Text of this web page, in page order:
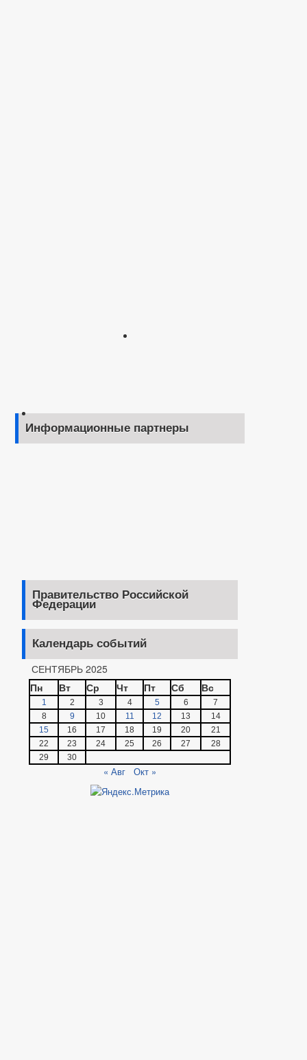
Информационные партнеры
Правительство Российской
Федерации
Календарь событий
СЕНТЯБРЬ 2025
Пн
Вт Ср Чт Пт Сб Вс
1 2 3 4 5 6
7
8
9 10 11 12 13
14
15
16 17 18 19 20
21
22
23 24 25 26 27
28
29
30
« Авг Окт »